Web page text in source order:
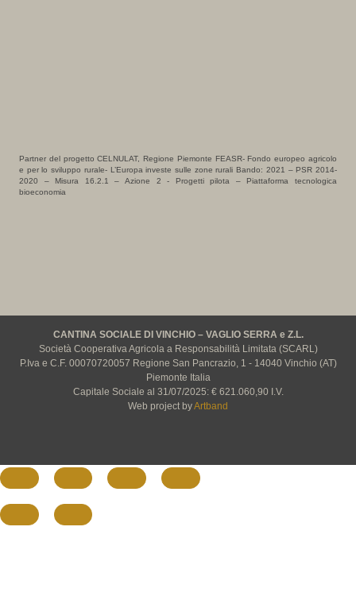
Partner del progetto CELNULAT, Regione Piemonte FEASR- Fondo europeo agricolo
e per lo sviluppo rurale- L’Europa investe sulle zone rurali Bando: 2021 – PSR 2014-
2020 – Misura 16.2.1 – Azione 2 - Progetti pilota – Piattaforma tecnologica
bioeconomia
CANTINA SOCIALE DI VINCHIO – VAGLIO SERRA e Z.L.
Società Cooperativa Agricola a Responsabilità Limitata (SCARL)
P.Iva e C.F. 00070720057 Regione San Pancrazio, 1 - 14040 Vinchio (AT)
Piemonte Italia
Capitale Sociale al 31/07/2025: € 621.060,90 I.V.
Web project byArtband